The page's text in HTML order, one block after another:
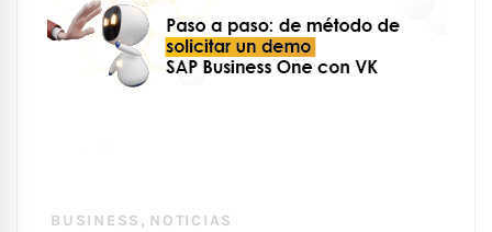
BUSINESS , NOTICIAS